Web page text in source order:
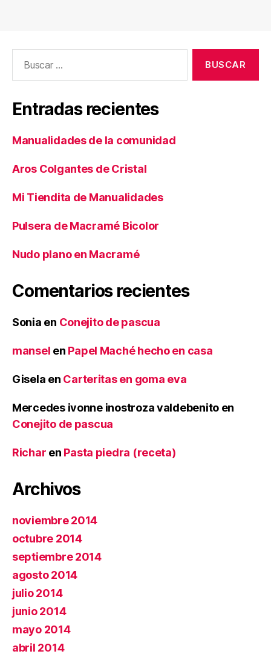
Entradas recientes
Manualidades de la comunidad
Aros Colgantes de Cristal
Mi Tiendita de Manualidades
Pulsera de Macramé Bicolor
Nudo plano en Macramé
Comentarios recientes
Sonia en Conejito de pascua
mansel en Papel Maché hecho en casa
Gisela en Carteritas en goma eva
Mercedes ivonne inostroza valdebenito en
Conejito de pascua
Richar en Pasta piedra (receta)
Archivos
noviembre 2014
octubre 2014
septiembre 2014
agosto 2014
julio 2014
junio 2014
mayo 2014
abril 2014